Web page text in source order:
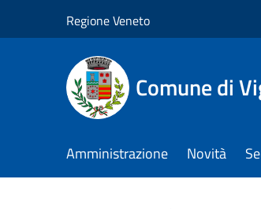
Regione Veneto
Comune di
Amministrazione Novità